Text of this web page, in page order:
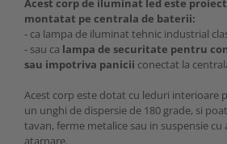
Acest corp de iluminat led este
montatat pe centrala de baterii:
- ca lampa de iluminat tehnic industrial
- sau ca lampa de securitate pentru
sau impotriva panicii conectat la
Acest corp este dotat cu leduri interioare
un unghi de dispersie de 180 grade, si
tavan, ferme metalice sau in suspensie
atarnare.